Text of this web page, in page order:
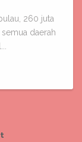
260 juta
daerah